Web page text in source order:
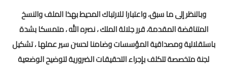
مباريات
أطر الأكاديميات
الإدارة التربوية
وبالنظر إلى ما سبق، واعتبارا للارتباك المحيط بهذا الملف والنسخ
المتناقضة المقدمة، قرر جلالة الملك ، نصره الله ، متمسكا بشدة
باستقلالية ومصداقية المؤسسات وضامنا لحسن سير عملها ، تشكيل
لجنة متخصصة تتكلف بإجراء التحقيقات الضرورية لتوضيح الوضعية